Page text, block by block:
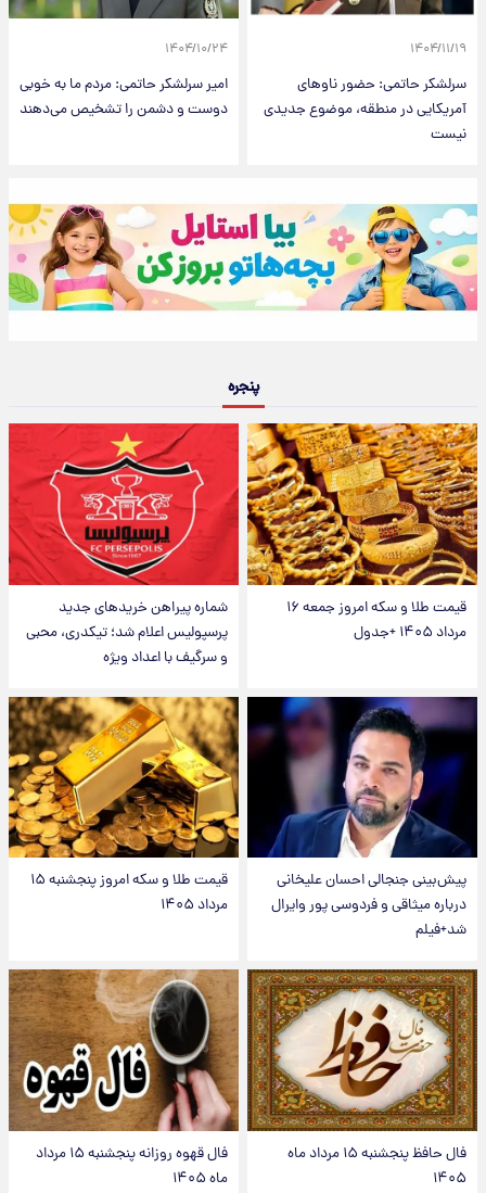
۱۴۰۴/۱۱/۱۹
سرلشکر حاتمی: حضور ناو‌های
آمریکایی در منطقه، موضوع جدیدی
نیست
۱۴۰۴/۱۰/۲۴
امیر سرلشکر حاتمی: مردم ما به خوبی
دوست و دشمن را تشخیص می‌دهند
پنجره
قیمت طلا و سکه امروز جمعه ۱۶
مرداد ۱۴۰۵ +جدول
شماره پیراهن خریدهای جدید
پرسپولیس اعلام شد؛ تیکدری، محبی
و سرگیف با اعداد ویژه
پیش‌بینی جنجالی احسان علیخانی
درباره میثاقی و فردوسی پور وایرال
شد+فیلم
قیمت طلا و سکه امروز پنجشنبه ۱۵
مرداد ۱۴۰۵
فال حافظ پنجشنبه ۱۵ مرداد ماه
۱۴۰۵
فال قهوه روزانه پنجشنبه ۱۵ مرداد
ماه ۱۴۰۵